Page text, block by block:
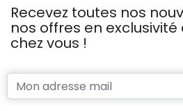
Recevez toutes nos
nos offres en
chez vous !